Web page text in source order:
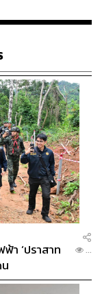
า ‘ปราสาท
...